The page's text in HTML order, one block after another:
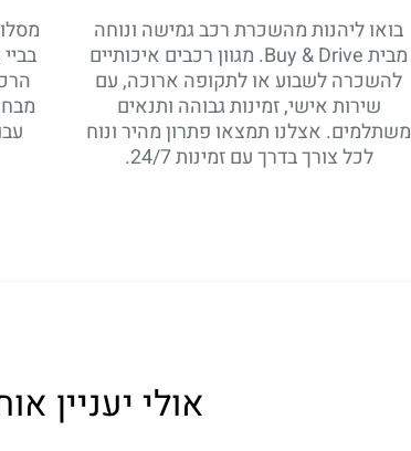
בואו ליהנות מהשכרת רכב גמישה ונוחה
מבית Buy & Drive. מגוון רכבים איכותיים
להשכרה לשבוע או לתקופה ארוכה, עם
שירות אישי, זמינות גבוהה ותנאים
משתלמים. אצלנו תמצאו פתרון מהיר ונוח
לכל צורך בדרך עם זמינות 24/7.
אולי יעניין